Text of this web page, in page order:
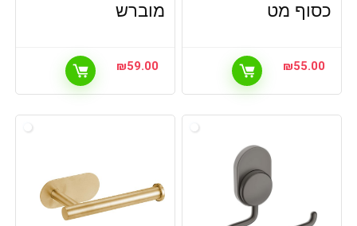
כסוף מט
₪55.00
מוברש
₪59.00